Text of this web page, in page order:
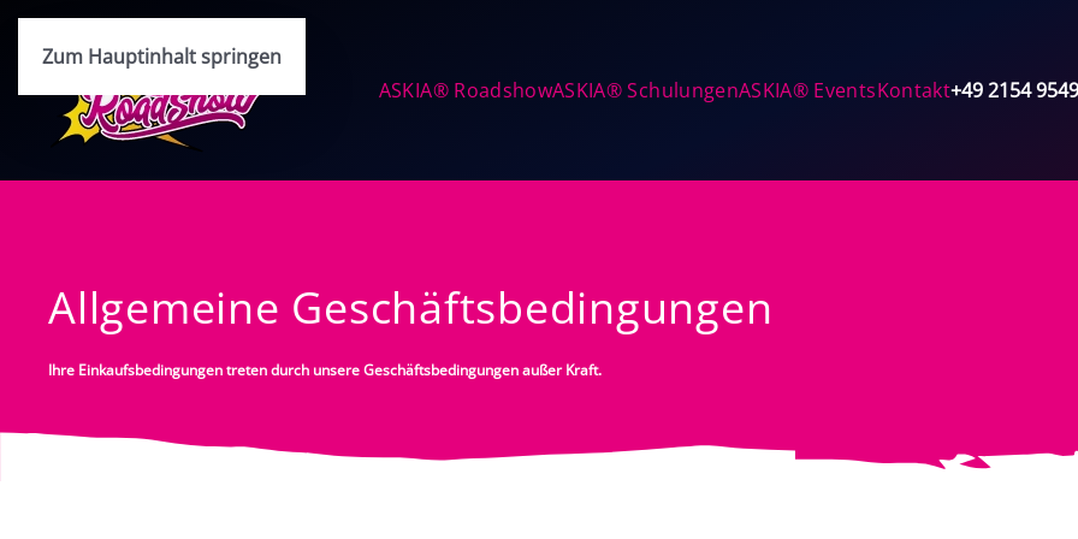
Zum Hauptinhalt springen
ASKIA® RoadshowASKIA® SchulungenASKIA® EventsKontakt+49 2154
Allgemeine Geschäftsbedingungen
Ihre Einkaufsbedingungen treten durch unsere Geschäftsbedingungen außer Kraft.